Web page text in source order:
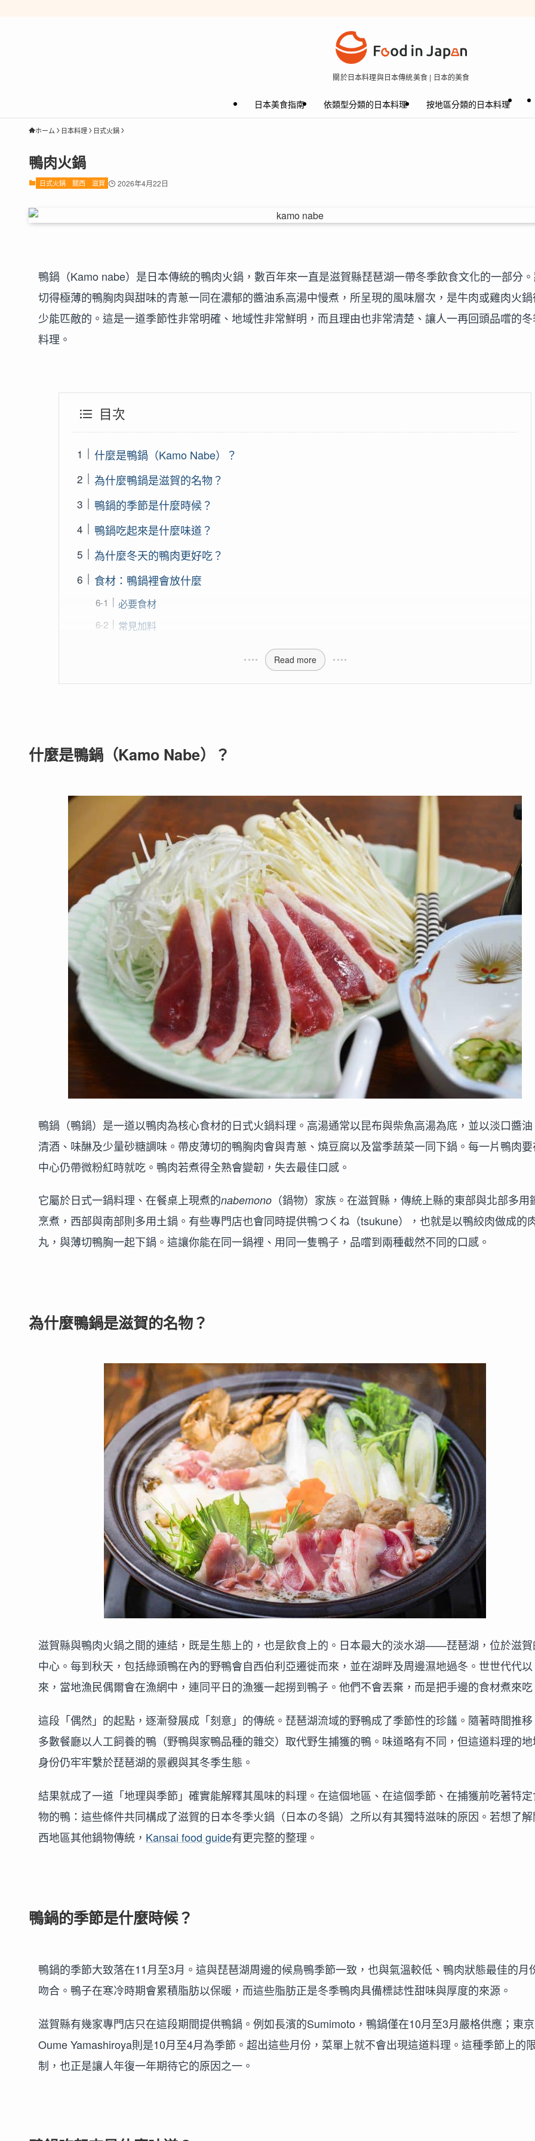
關於日本料理與日本傳統美食 | 日本的美食
日本美食指南 依類型分類的日本料理 按地區分類的日本料理
ホーム 日本料理 日式火鍋
鴨肉火鍋
日式火鍋 關西 滋賀 2026年4月22日
鴨鍋（Kamo nabe）是日本傳統的鴨肉火鍋，數百年來一直是滋賀縣琵琶湖一帶冬季飲食文化的一部分
切得極薄的鴨胸肉與甜味的青蔥一同在濃郁的醬油系高湯中慢煮，所呈現的風味層次，是牛肉或雞肉火鍋
少能匹敵的。這是一道季節性非常明確、地域性非常鮮明，而且理由也非常清楚、讓人一再回頭品嚐的冬
料理。
目次
什麼是鴨鍋（Kamo Nabe）？
為什麼鴨鍋是滋賀的名物？
鴨鍋的季節是什麼時候？
鴨鍋吃起來是什麼味道？
為什麼冬天的鴨肉更好吃？
食材：鴨鍋裡會放什麼
必要食材
常見加料
Read more
什麼是鴨鍋（Kamo Nabe）？
鴨鍋（鴨鍋）是一道以鴨肉為核心食材的日式火鍋料理。高湯通常以昆布與柴魚高湯為底，並以淡口醬油
清酒、味醂及少量砂糖調味。帶皮薄切的鴨胸肉會與青蔥、燒豆腐以及當季蔬菜一同下鍋。每一片鴨肉要
中心仍帶微粉紅時就吃。鴨肉若煮得全熟會變韌，失去最佳口感。
它屬於日式一鍋料理、在餐桌上現煮的nabemono （鍋物）家族。在滋賀縣，傳統上縣的東部與北部多用
烹煮，西部與南部則多用土鍋。有些專門店也會同時提供鴨つくね（tsukune），也就是以鴨絞肉做成的
丸，與薄切鴨胸一起下鍋。這讓你能在同一鍋裡、用同一隻鴨子，品嚐到兩種截然不同的口感。
為什麼鴨鍋是滋賀的名物？
滋賀縣與鴨肉火鍋之間的連結，既是生態上的，也是飲食上的。日本最大的淡水湖——琵琶湖，位於滋賀
中心。每到秋天，包括綠頭鴨在內的野鴨會自西伯利亞遷徙而來，並在湖畔及周邊濕地過冬。世世代代以
來，當地漁民偶爾會在漁網中，連同平日的漁獲一起撈到鴨子。他們不會丟棄，而是把手邊的食材煮來吃
這段「偶然」的起點，逐漸發展成「刻意」的傳統。琵琶湖流域的野鴨成了季節性的珍饈。隨著時間推移
多數餐廳以人工飼養的鴨（野鴨與家鴨品種的雜交）取代野生捕獲的鴨。味道略有不同，但這道料理的地
身份仍牢牢繫於琵琶湖的景觀與其冬季生態。
結果就成了一道「地理與季節」確實能解釋其風味的料理。在這個地區、在這個季節、在捕獲前吃著特
物的鴨：這些條件共同構成了滋賀的日本冬季火鍋（日本の冬鍋）之所以有其獨特滋味的原因。若想了解
西地區其他鍋物傳統， Kansai food guide有更完整的整理。
鴨鍋的季節是什麼時候？
鴨鍋的季節大致落在11月至3月。這與琵琶湖周邊的候鳥鴨季節一致，也與氣溫較低、鴨肉狀態最佳的月
吻合。鴨子在寒冷時期會累積脂肪以保暖，而這些脂肪正是冬季鴨肉具備標誌性甜味與厚度的來源。
滋賀縣有幾家專門店只在這段期間提供鴨鍋。例如長濱的Sumimoto，鴨鍋僅在10月至3月嚴格供應；東
Oume Yamashiroya則是10月至4月為季節。超出這些月份，菜單上就不會出現這道料理。這種季節上的
制，也正是讓人年復一年期待它的原因之一。